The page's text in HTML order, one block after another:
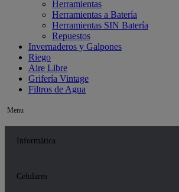
Herramientas
Herramientas a Batería
Herramientas SIN Batería
Repuestos
Invernaderos y Galpones
Riego
Aire Libre
Grifería Vintage
Filtros de Agua
Menu
Informática
Celulares